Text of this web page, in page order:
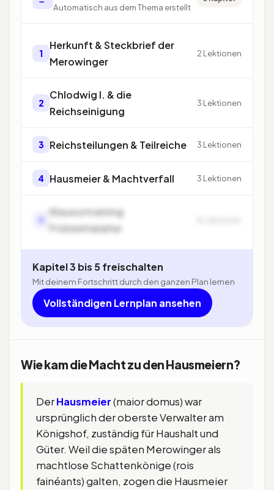
Automatisch aus dem Thema erstellt
1
Herkunft & Steckbrief der
Merowinger
2 Lektionen
2
Chlodwig I. & die
Reichseinigung
3 Lektionen
3 Reichsteilungen & Teilreiche 3 Lektionen
4 Hausmeier & Machtverfall 3 Lektionen
Klausurtraining
Frühmittelalter
Kapitel 3 bis 5 freischalten
Mit deinem Fortschritt durch den ganzen Plan lernen
Vollständigen Lernplan ansehen
Wie kam die Macht zu den Hausmeiern?
DerHausmeier(maior domus) war
ursprünglich der oberste Verwalter am
Königshof, zuständig für Haushalt und
Güter. Weil die späten Merowinger als
machtlose Schattenkönige (rois
fainéants) galten, zogen die Hausmeier